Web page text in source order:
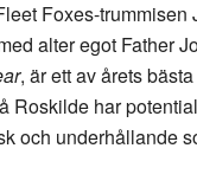
Foxes-trummisen
alter egot Father
, är ett av årets
Roskilde har
och underhållande